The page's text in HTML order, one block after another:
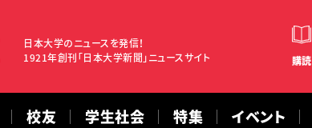
日本大学のニュースを発信！
1921年創刊「日本大学新聞」ニュースサイト
購読
校友 学生社会 特集 イベント